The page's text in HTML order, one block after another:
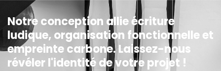
Notre conception allie écriture
ludique, organisation fonctionnelle et
empreinte carbone. Laissez-nous
révéler l'identité de votre projet !